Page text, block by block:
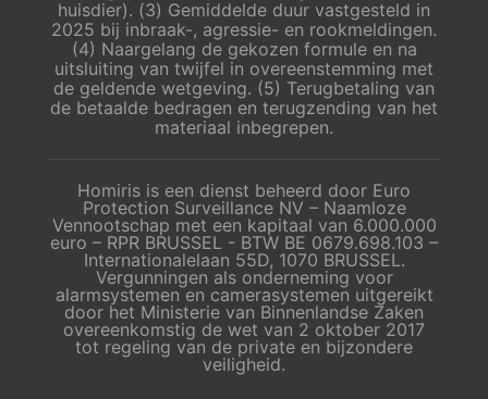
huisdier). (3) Gemiddelde duur vastgesteld in
2025 bij inbraak-, agressie- en rookmeldingen.
(4) Naargelang de gekozen formule en na
uitsluiting van twijfel in overeenstemming met
de geldende wetgeving. (5) Terugbetaling van
de betaalde bedragen en terugzending van het
materiaal inbegrepen.
Homiris is een dienst beheerd door Euro
Protection Surveillance NV – Naamloze
Vennootschap met een kapitaal van 6.000.000
euro – RPR BRUSSEL - BTW BE 0679.698.103 –
Internationalelaan 55D, 1070 BRUSSEL.
Vergunningen als onderneming voor
alarmsystemen en camerasystemen uitgereikt
door het Ministerie van Binnenlandse Zaken
overeenkomstig de wet van 2 oktober 2017
tot regeling van de private en bijzondere
veiligheid.